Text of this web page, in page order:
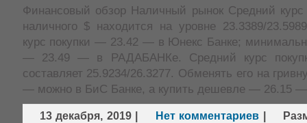
Финансовый обзор Наличный рынок Средний курс
наличного $ находится на уровне 23.3389/
курс покупки — 23.42 — в Юнекс Банке;
— 23.49 — в РАДАБАНКе. Средний курс
составляет 25.9234/26.3277. Обменять его на
— можно в БиС Банке, а купить дешевле — 26.15
13 декабря, 2019| Нет комментариев